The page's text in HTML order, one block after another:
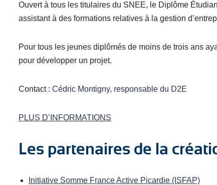
Ouvert à tous les titulaires du SNEE, le Diplôme
assistant à des formations relatives à la gestion
Pour tous les jeunes diplômés de moins de trois ans
pour développer un projet.
Contact : Cédric Montigny, responsable du D2E
PLUS D’INFORMATIONS
Les partenaires de la
Initiative Somme France Active Picardie (ISFAP)